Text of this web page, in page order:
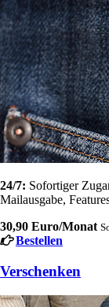
24/7: Sofortiger
Mailausgabe,
30,90 Euro/Monat
Bestellen
Verschenken